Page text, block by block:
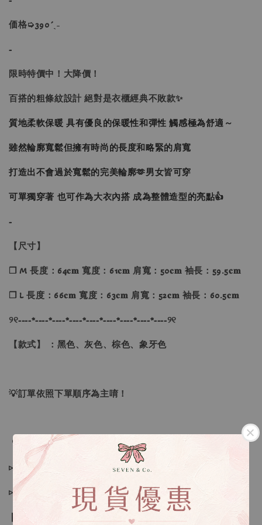
価格➭390´ˎ˗
-
限時特價中！大降價！
百搭的粗條紋設計 絕對是衣櫃經典不敗款✨
質地柔軟保暖 具有優良的保暖性和彈性 觸感極為舒適～
雖然輪廓寬鬆但擁有時尚的長度和略緊的肩寬
打造出不會過於寬鬆的完美輪廓🫶男女皆可穿
可單獨穿著 也可作為大衣內搭 成為整體造型的亮點👍
-
【尺寸】
❐ M 長度：64𝐜𝐦 寬度：61𝐜𝐦 肩寬：50𝐜𝐦 袖長：59.5𝐜𝐦
❐ L 長度：66𝐜𝐦 寬度：63𝐜𝐦 肩寬：52𝐜𝐦 袖長：60.5𝐜𝐦
୨୧----*----*----*----*----*----*----*----*----୨୧
【款式】 ：黑色、灰色、棕色、象牙色
💡訂單依照下單順序為主唷！
🔍IG搜尋：Sevenjewelry.co
▹現貨商品１～３日內寄出
▹預購商品７～２１日（不含假日）寄出，如遇缺貨請見諒！
❙ 本賣場不接受下標後要求取消訂單（下標前請三思與看清